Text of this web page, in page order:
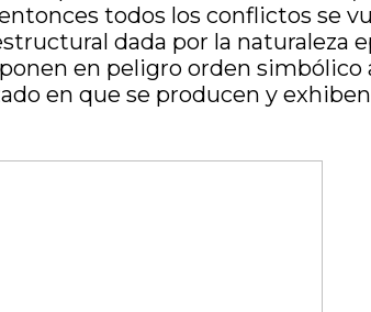
todos los conflictos se
dada por la
en peligro orden
en que se producen y